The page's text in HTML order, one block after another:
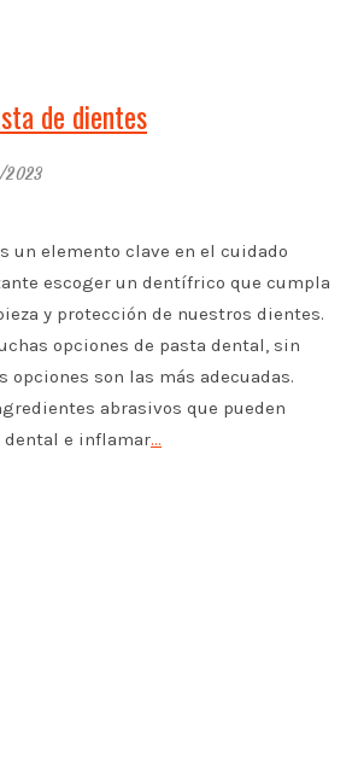
de dientes
un elemento clave en el cuidado
escoger un dentífrico que cumpla
y protección de nuestros dientes.
opciones de pasta dental, sin
opciones son las más adecuadas.
abrasivos que pueden
e inflamar…